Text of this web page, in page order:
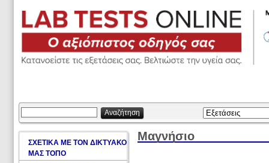
Αναζήτηση
Μαγνήσιο
ΣΧΕΤΙΚΑ ΜΕ ΤΟΝ ΔΙΚΤΥΑΚΟ
ΜΑΣ ΤΟΠΟ